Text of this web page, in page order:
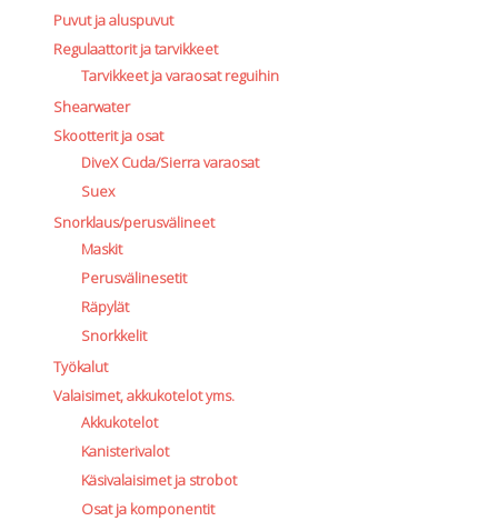
Puvut ja aluspuvut
Regulaattorit ja tarvikkeet
Tarvikkeet ja varaosat reguihin
Shearwater
Skootterit ja osat
DiveX Cuda/Sierra varaosat
Suex
Snorklaus/perusvälineet
Maskit
Perusvälinesetit
Räpylät
Snorkkelit
Työkalut
Valaisimet, akkukotelot yms.
Akkukotelot
Kanisterivalot
Käsivalaisimet ja strobot
Osat ja komponentit